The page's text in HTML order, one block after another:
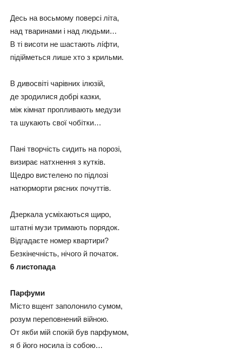
Десь на восьмому поверсі літа,
над тваринами і над людьми…
В ті висоти не шастають лíфти,
підійметься лише хто з крильми.
В дивосвіті чарівних ілюзій,
де зродилися добрі казки,
між кімнат пропливають медузи
та шукають свої чобітки…
Пані творчість сидить на порозі,
визирає натхнення з кутків.
Щедро вистелено по підлозі
натюрморти рясних почуттів.
Дзеркала усміхаються щиро,
штатні музи тримають порядок.
Відгадаєте номер квартири?
Безкінечність, нічого й початок.
6 листопада
Парфуми
Місто вщент заполонило сумом,
розум переповнений війною.
От якби мій спокій був парфумом,
я б його носила із собою…